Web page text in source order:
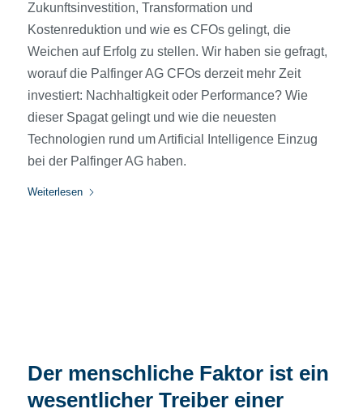
Zukunftsinvestition, Transformation und
Kostenreduktion und wie es CFOs gelingt, die
Weichen auf Erfolg zu stellen. Wir haben sie gefragt,
worauf die Palfinger AG CFOs derzeit mehr Zeit
investiert: Nachhaltigkeit oder Performance? Wie
dieser Spagat gelingt und wie die neuesten
Technologien rund um Artificial Intelligence Einzug
bei der Palfinger AG haben.
Weiterlesen
Der menschliche Faktor ist ein
wesentlicher Treiber einer